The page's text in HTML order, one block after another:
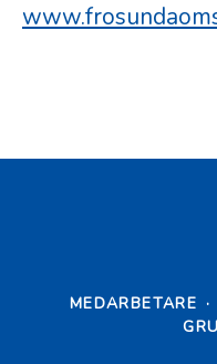
MEDARBETARE ·